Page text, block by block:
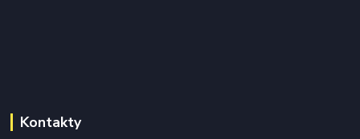
Kontakty